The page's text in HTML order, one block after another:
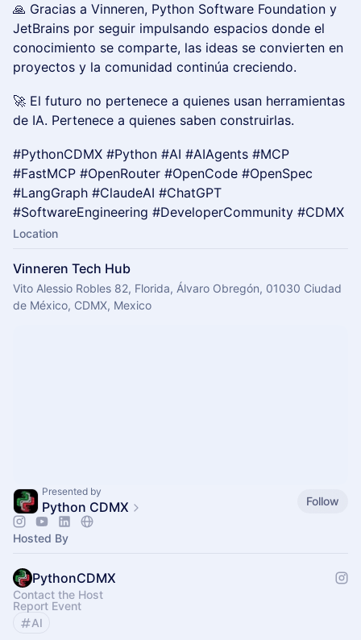
🙏 Gracias a Vinneren, Python Software Foundation y
JetBrains por seguir impulsando espacios donde el
conocimiento se comparte, las ideas se convierten en
proyectos y la comunidad continúa creciendo.
🚀 El futuro no pertenece a quienes usan herramientas
de IA. Pertenece a quienes saben construirlas.
#PythonCDMX #Python #AI #AIAgents #MCP
#FastMCP #OpenRouter #OpenCode #OpenSpec
#LangGraph #ClaudeAI #ChatGPT
#SoftwareEngineering #DeveloperCommunity #CDMX
Location
Vinneren Tech Hub
Vito Alessio Robles 82, Florida, Álvaro Obregón, 01030 Ciudad
de México, CDMX, Mexico
Presented by
Python CDMX Follow
Hosted By
PythonCDMX
Contact the Host
Report Event
AI